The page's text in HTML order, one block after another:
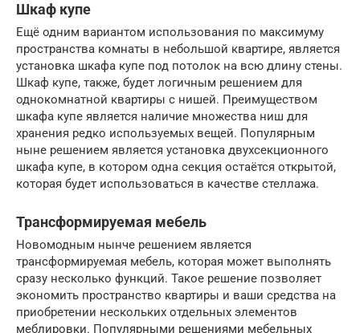
Шкаф купе
Ещё одним вариантом использования по максимуму
пространства комнаты в небольшой квартире, является
установка шкафа купе под потолок на всю длину стены.
Шкаф купе, также, будет логичным решением для
однокомнатной квартиры с нишей. Преимуществом
шкафа купе является наличие множества ниш для
хранения редко используемых вещей. Популярным
ныне решением является установка двухсекционного
шкафа купе, в котором одна секция остаётся открытой,
которая будет использоваться в качестве стеллажа.
Трансформируемая мебель
Новомодным нынче решением является
трансформируемая мебель, которая может выполнять
сразу несколько функций. Такое решение позволяет
экономить пространство квартиры и ваши средства на
приобретении нескольких отдельных элементов
меблировки. Популярными решениями мебельных